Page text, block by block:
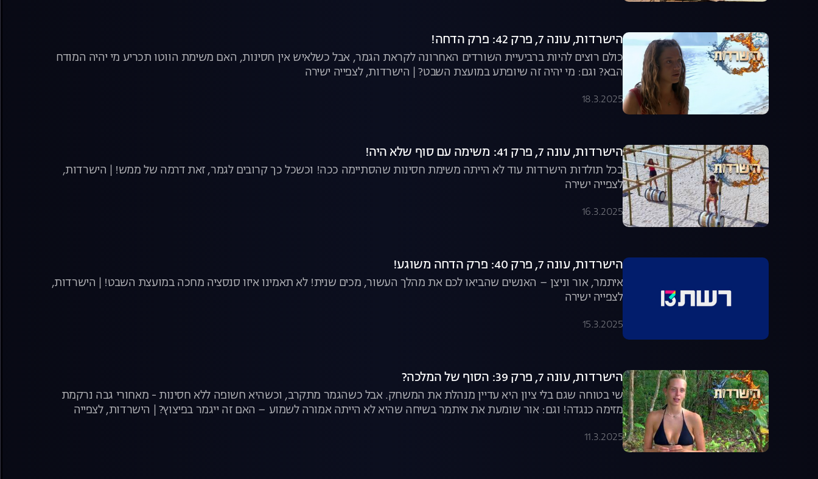
הישרדות, עונה 7, פרק 42: פרק הדחה!
כולם רוצים להיות ברביעיית השורדים האחרונה לקראת הגמר, אבל כשלאיש אין חסינות, האם משימת הווטו תכריע מי יהיה המודח
הבא? וגם: מי יהיה זה שיופתע במועצת השבט? | הישרדות, לצפייה ישירה
18.3.2025
הישרדות, עונה 7, פרק 41: משימה עם סוף שלא היה!
בכל תולדות הישרדות עוד לא הייתה משימת חסינות שהסתיימה ככה! וכשכל כך קרובים לגמר, זאת דרמה של ממש! | הישרדות,
לצפייה ישירה
16.3.2025
הישרדות, עונה 7, פרק 40: פרק הדחה משוגע!
איתמר, אור וניצן – האנשים שהביאו לכם את מהלך העשור, מכים שנית! לא תאמינו איזו סנסציה מחכה במועצת השבט! | הישרדות,
לצפייה ישירה
15.3.2025
הישרדות, עונה 7, פרק 39: הסוף של המלכה?
שי בטוחה שגם בלי ציון היא עדיין מנהלת את המשחק. אבל כשהגמר מתקרב, וכשהיא חשופה ללא חסינות - מאחורי גבה נרקמת
מזימה כנגדה! וגם: אור שומעת את איתמר בשיחה שהיא לא הייתה אמורה לשמוע – האם זה ייגמר בפיצוץ? | הישרדות, לצפייה
ישירה
11.3.2025